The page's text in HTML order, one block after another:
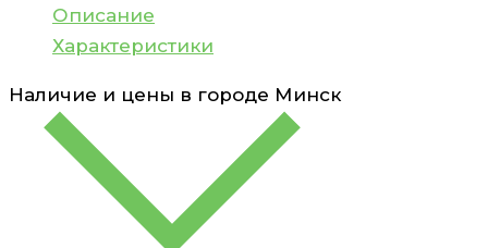
Ромашково
Описание
Характеристики
Наличие и цены в городе Минск